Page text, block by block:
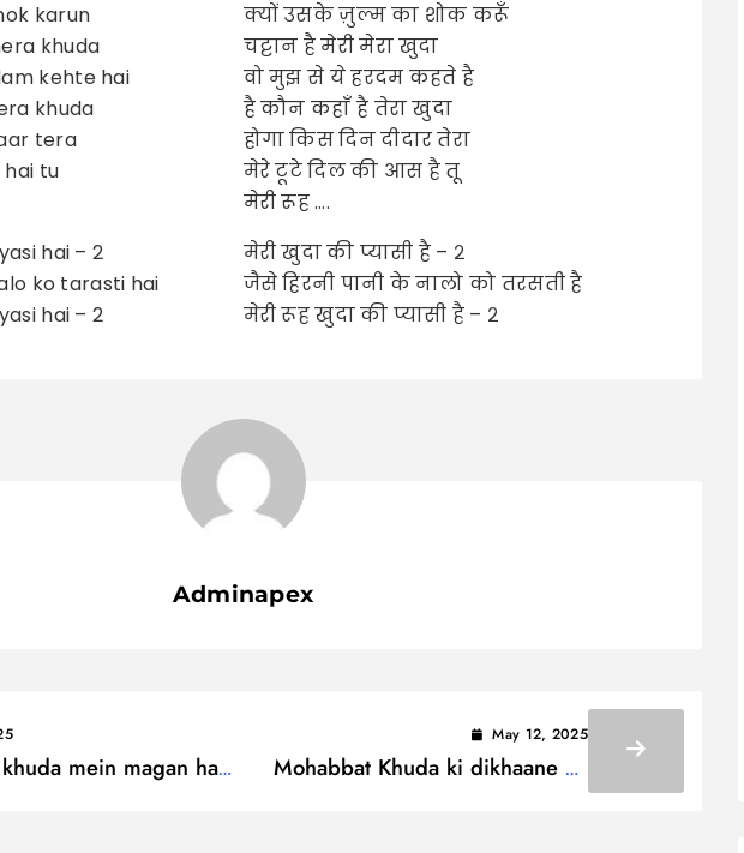
karun
khuda
kehte hai
khuda
tera
tu
hai – 2
ko tarasti hai
hai – 2
क्यों उसके ज़ुल्म का शोक करूँ
चट्टान है मेरी मेरा खुदा
वो मुझ से ये हरदम कहते है
है कौन कहाँ है तेरा खुदा
होगा किस दिन दीदार तेरा
मेरे टूटे दिल की आस है तू
मेरी रूह ….
मेरी खुदा की प्यासी है – २
जैसे हिरनी पानी के नालो को तरसती है
मेरी रूह खुदा की प्यासी है – २
Adminapex
mein magan hai
May 12, 2025
Mohabbat Khuda ki dikhaane ke
liye Lyrics / मुहब्बत ख़ुदा कि दिखाने के